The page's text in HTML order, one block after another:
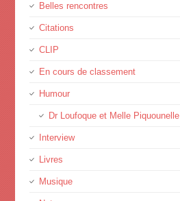
Belles rencontres
Citations
CLIP
En cours de classement
Humour
Dr Loufoque et Melle Piquounelle
Interview
Livres
Musique